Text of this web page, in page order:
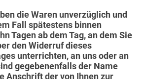
die Waren unverzüglich und
Fall spätestens binnen
Tagen ab dem Tag, an dem Sie
den Widerruf dieses
unterrichten, an uns oder an
gegebenenfalls der Name
Anschrift der von Ihnen zur